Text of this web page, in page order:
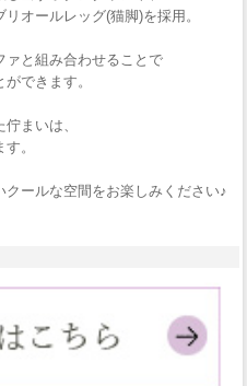
オールレッグ(猫脚)を採用。
ァと組み合わせることで
できます。
まいは、
。
クールな空間をお楽しみください♪